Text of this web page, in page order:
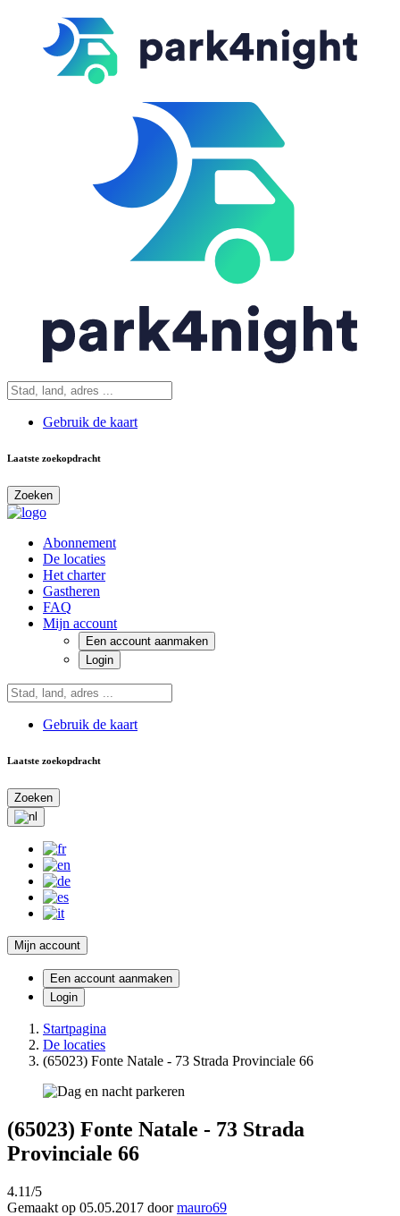
Gebruik de kaart
Laatste zoekopdracht
Zoeken
Abonnement
De locaties
Het charter
Gastheren
FAQ
Mijn account
Een account aanmaken
Login
Gebruik de kaart
Laatste zoekopdracht
Zoeken
Mijn account
Een account aanmaken
Login
Startpagina
De locaties
(65023) Fonte Natale - 73 Strada Provinciale 66
(65023) Fonte Natale - 73 Strada
Provinciale 66
4.11/5
Gemaakt op 05.05.2017 doormauro69